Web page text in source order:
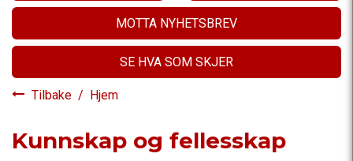
MOTTA NYHETSBREV
SE HVA SOM SKJER
Tilbake / Hjem
Kunnskap og fellesskap